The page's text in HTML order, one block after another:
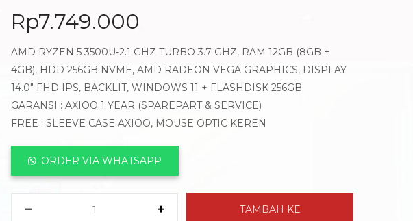
Rp7.749.000
AMD RYZEN 5 3500U-2.1 GHZ TURBO 3.7 GHZ, RAM 12GB (8GB +
4GB), HDD 256GB NVME, AMD RADEON VEGA GRAPHICS, DISPLAY
14.0″ FHD IPS, BACKLIT, WINDOWS 11 + FLASHDISK 256GB
GARANSI : AXIOO 1 YEAR (SPAREPART & SERVICE)
FREE : SLEEVE CASE AXIOO, MOUSE OPTIC KEREN
ORDER VIA WHATSAPP
TAMBAH KE